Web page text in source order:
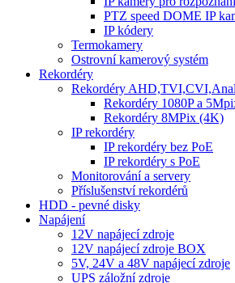
PTZ speed DOME IP
IP kódery
Termokamery
Ostrovní kamerový systém
Rekordéry
Rekordéry
Rekordéry 1080P a
Rekordéry 8MPix (4K)
IP rekordéry
IP rekordéry bez PoE
IP rekordéry s PoE
Monitorování a servery
Příslušenství rekordérů
HDD - pevné disky
Napájení
12V napájecí zdroje
12V napájecí zdroje BOX
5V, 24V a 48V napájecí zdroje
UPS záložní zdroje